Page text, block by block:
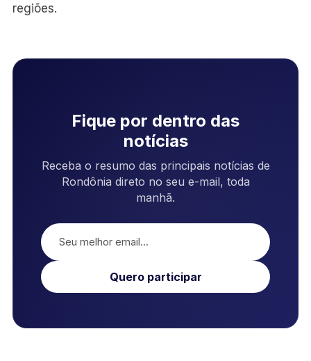
regiões.
Fique por dentro das
notícias
Receba o resumo das principais notícias de
Rondônia direto no seu e-mail, toda
manhã.
Quero participar